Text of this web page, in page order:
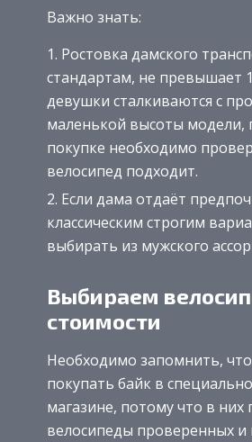
Важно знать:
Ростовка дамского
стандартам, не превышает
девушки сталкиваются с
маленькой высоты модели,
покупке необходимо
велосипед подходит.
Если дама отдаёт
классическим строгим
выбирать из мужского
Выбираем
стоимости
Необходимо запомнить,
покупать байк в
магазине, потому что в них
велосипеды проверенных